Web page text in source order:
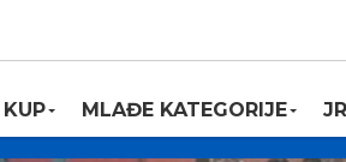
KUP MLAĐE KATEGORIJE